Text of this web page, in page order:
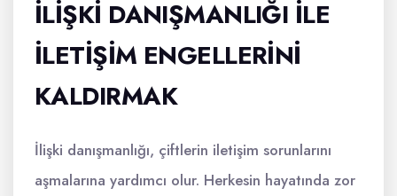
İLIŞKI DANIŞMANLIĞI İLE
İLETIŞIM ENGELLERINI
KALDIRMAK
İlişki danışmanlığı, çiftlerin iletişim sorunlarını
aşmalarına yardımcı olur. Herkesin hayatında zor